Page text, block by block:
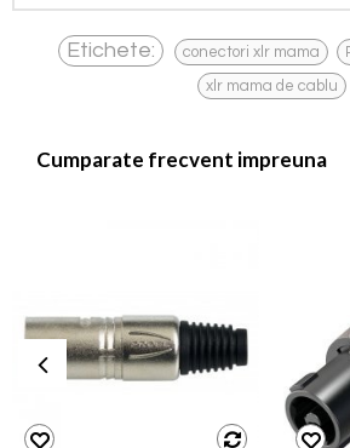
Etichete: conectori xlr mama ,
xlr mama de cablu
Cumparate frecvent impreuna